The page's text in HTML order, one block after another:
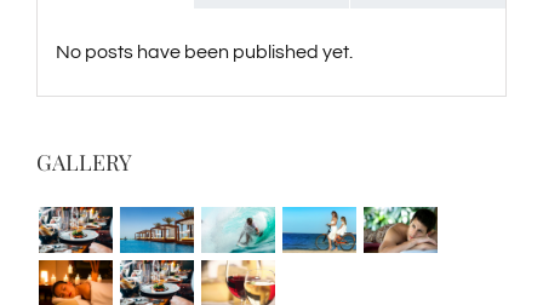
No posts have been published yet.
GALLERY